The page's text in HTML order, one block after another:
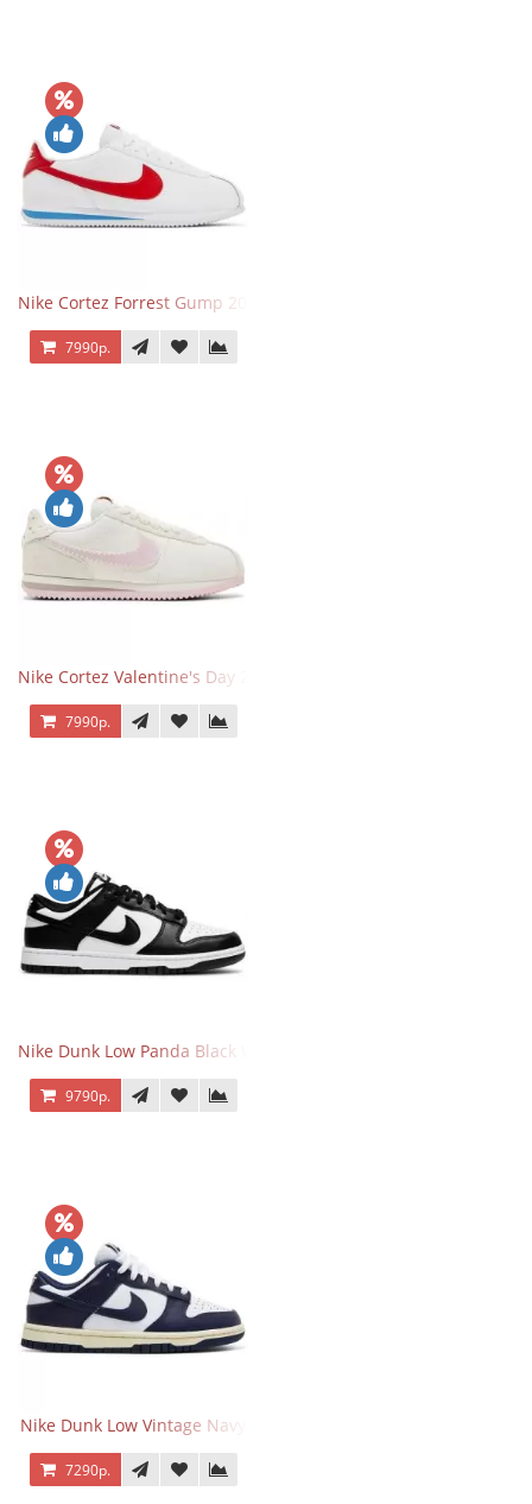
Nike Cortez Forrest Gump 2024
7990р.
Nike Cortez Valentine's Day 2025
7990р.
Nike Dunk Low Panda Black White
9790р.
Nike Dunk Low Vintage Navy
7290р.